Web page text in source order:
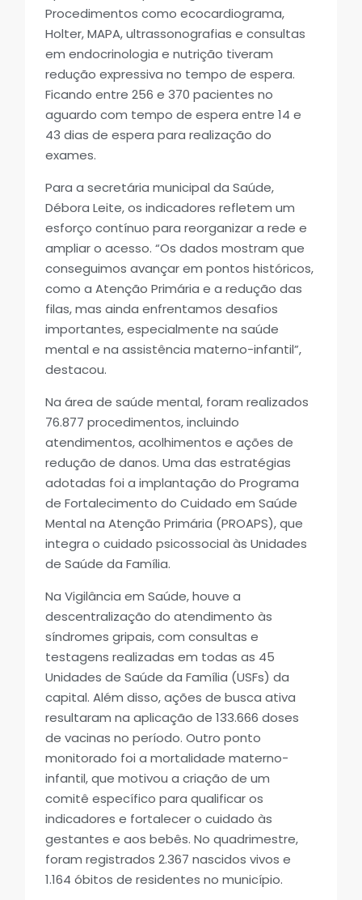
Procedimentos como ecocardiograma,
Holter, MAPA, ultrassonografias e consultas
em endocrinologia e nutrição tiveram
redução expressiva no tempo de espera.
Ficando entre 256 e 370 pacientes no
aguardo com tempo de espera entre 14 e
43 dias de espera para realização do
exames.
Para a secretária municipal da Saúde,
Débora Leite, os indicadores refletem um
esforço contínuo para reorganizar a rede e
ampliar o acesso. “Os dados mostram que
conseguimos avançar em pontos históricos,
como a Atenção Primária e a redução das
filas, mas ainda enfrentamos desafios
importantes, especialmente na saúde
mental e na assistência materno-infantil”,
destacou.
Na área de saúde mental, foram realizados
76.877 procedimentos, incluindo
atendimentos, acolhimentos e ações de
redução de danos. Uma das estratégias
adotadas foi a implantação do Programa
de Fortalecimento do Cuidado em Saúde
Mental na Atenção Primária (PROAPS), que
integra o cuidado psicossocial às Unidades
de Saúde da Família.
Na Vigilância em Saúde, houve a
descentralização do atendimento às
síndromes gripais, com consultas e
testagens realizadas em todas as 45
Unidades de Saúde da Família (USFs) da
capital. Além disso, ações de busca ativa
resultaram na aplicação de 133.666 doses
de vacinas no período. Outro ponto
monitorado foi a mortalidade materno-
infantil, que motivou a criação de um
comitê específico para qualificar os
indicadores e fortalecer o cuidado às
gestantes e aos bebês. No quadrimestre,
foram registrados 2.367 nascidos vivos e
1.164 óbitos de residentes no município.